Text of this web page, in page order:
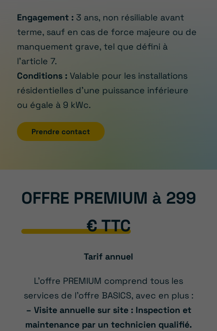
Engagement : 3 ans, non résiliable avant
terme, sauf en cas de force majeure ou de
manquement grave, tel que défini à
l’article 7.
Conditions : Valable pour les installations
résidentielles d’une puissance inférieure
ou égale à 9 kWc.
Prendre contact
OFFRE PREMIUM à 299
€ TTC
Tarif annuel
L’offre PREMIUM comprend tous les
services de l’offre BASICS, avec en plus :
– Visite annuelle sur site : Inspection et
maintenance par un technicien qualifié.